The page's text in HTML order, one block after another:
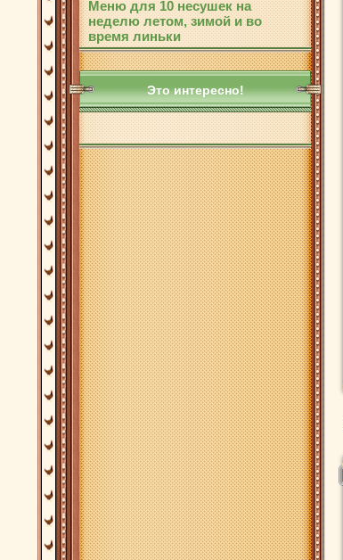
Меню для 10 несушек на
неделю летом, зимой и во
время линьки
Это интересно!